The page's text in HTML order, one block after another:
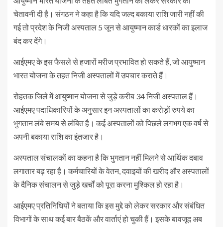
चेतावनी दी है। संगठन ने कहा है कि यदि जल्द बकाया राशि जारी नहीं की
गई तो प्रदेश के निजी अस्पताल 5 जून से आयुष्मान कार्ड धारकों का इलाज
बंद कर देंगे।
आईएमए के इस फैसले से हजारों मरीज प्रभावित हो सकते हैं, जो आयुष्मान
भारत योजना के तहत निजी अस्पतालों में उपचार कराते हैं।
रोहतक जिले में आयुष्मान योजना से जुड़े करीब 34 निजी अस्पताल हैं।
आईएमए पदाधिकारियों के अनुसार इन अस्पतालों का करोड़ों रुपये का
भुगतान लंबे समय से लंबित है। कई अस्पतालों को पिछले लगभग एक वर्ष से
अपनी बकाया राशि का इंतजार है।
अस्पताल संचालकों का कहना है कि भुगतान नहीं मिलने से आर्थिक दबाव
लगातार बढ़ रहा है। कर्मचारियों के वेतन, दवाइयों की खरीद और अस्पतालों
के दैनिक संचालन से जुड़े खर्चों को पूरा करना मुश्किल हो रहा है।
आईएमए प्रतिनिधियों ने बताया कि इस मुद्दे को लेकर सरकार और संबंधित
विभागों के साथ कई बार बैठकें और वार्ताएं हो चुकी हैं। इसके बावजूद अब